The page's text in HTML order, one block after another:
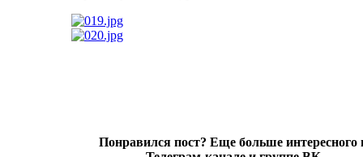
Понравился пост? Еще больше интересного